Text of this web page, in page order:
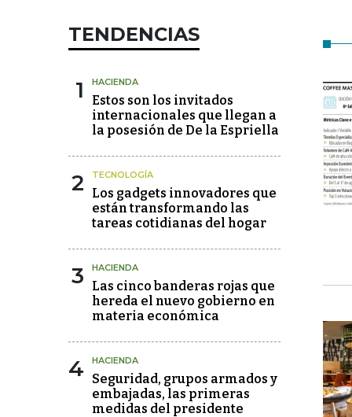
TENDENCIAS
1 HACIENDA
Estos son los invitados
internacionales que llegan a
la posesión de De la Espriella
2 TECNOLOGÍA
Los gadgets innovadores que
están transformando las
tareas cotidianas del hogar
3 HACIENDA
Las cinco banderas rojas que
hereda el nuevo gobierno en
materia económica
4 HACIENDA
Seguridad, grupos armados y
embajadas, las primeras
medidas del presidente